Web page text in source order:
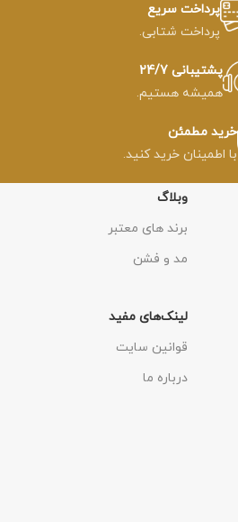
پرداخت سریع
پرداخت شتابی.
پشتیبانی 24/7
همیشه هستیم.
خرید مطمئن
با اطمینان خرید کنید.
وبلاگ
برند های معتبر
مد و فشن
لینک‌های مفید
قوانین سایت
درباره ما